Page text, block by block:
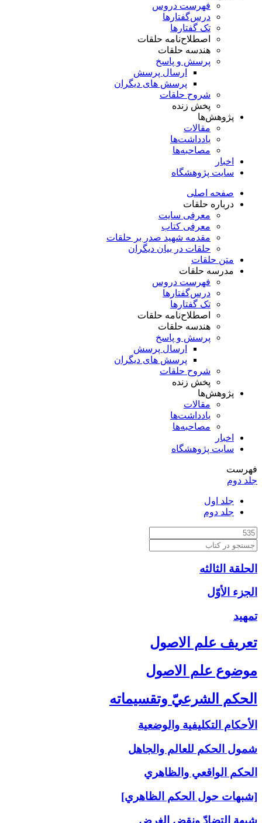
فهرست دروس
درس‌گفتار‌ها
تک گفتارها
اصطلاح‌نامه حلقات
هندسه حلقات
پرسش و پاسخ
ارسال پرسش
پرسش های دیگران
شروح حلقات
پخش زنده
پژوهش‌ها
مقالات
یادداشت‌ها
مصاحبه‌ها
اخبار
سایت پژوهشگاه
صفحه اصلی
درباره حلقات
معرفی سایت
معرفی کتاب
مقدمه شهید صدر بر حلقات
حلقات در بیان دیگران
متن حلقات
مدرسه حلقات
فهرست دروس
درس‌گفتار‌ها
تک گفتارها
اصطلاح‌نامه حلقات
هندسه حلقات
پرسش و پاسخ
ارسال پرسش
پرسش های دیگران
شروح حلقات
پخش زنده
پژوهش‌ها
مقالات
یادداشت‌ها
مصاحبه‌ها
اخبار
سایت پژوهشگاه
فهرست
جلد دوم
جلد اول
جلد دوم
الحلقة الثالثه
الجزء الأوّل‏
تمهيد
تعريف علم الاصول‏
موضوع علم الاصول‏
الحكم الشرعيّ وتقسيماته‏
الأحكام التكليفية والوضعية
شمول الحكم للعالم والجاهل
الحكم الواقعي والظاهري
[شبهات حول الحكم الظاهري]
شبهة التضادّ ونقض الغرض